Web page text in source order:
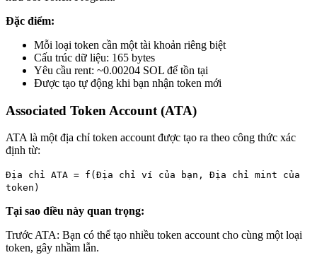
Đặc điểm:
Mỗi loại token cần một tài khoản riêng biệt
Cấu trúc dữ liệu: 165 bytes
Yêu cầu rent: ~0.00204 SOL để tồn tại
Được tạo tự động khi bạn nhận token mới
Associated Token Account (ATA)
ATA là một địa chỉ token account được tạo ra theo công thức xác
định từ:
Địa chỉ ATA = f(Địa chỉ ví của bạn, Địa chỉ mint của
token)
Tại sao điều này quan trọng:
Trước ATA: Bạn có thể tạo nhiều token account cho cùng một loại
token, gây nhầm lẫn.